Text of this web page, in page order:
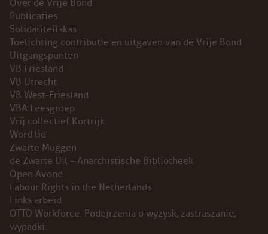
Over de Vrije Bond
Publicaties
Solidariteitskas
Toelichting contributie en uitgaven van de Vrije Bond
Uitgangspunten
VB Friesland
VB Utrecht
VB West-Friesland
VBA Leesgroep
Vrij collectief Kortrijk
Word lid
Zwarte Muggen
de Zwarte Uil – Anarchistische Bibliotheek
Open Avond
Labour Rights in the Netherlands
Links arbeid
OTTO Workforce. Podejrzenia o wyzysk, zastraszanie,
wypadki.